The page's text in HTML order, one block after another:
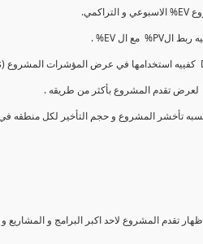
تقدم المشروع لاحد اكبر البرامج و المشاريع